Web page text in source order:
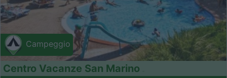
Campeggio
Centro Vacanze San Marino